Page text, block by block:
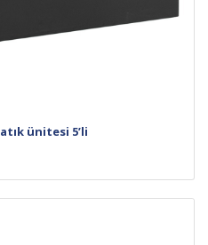
atık ünitesi 5’li